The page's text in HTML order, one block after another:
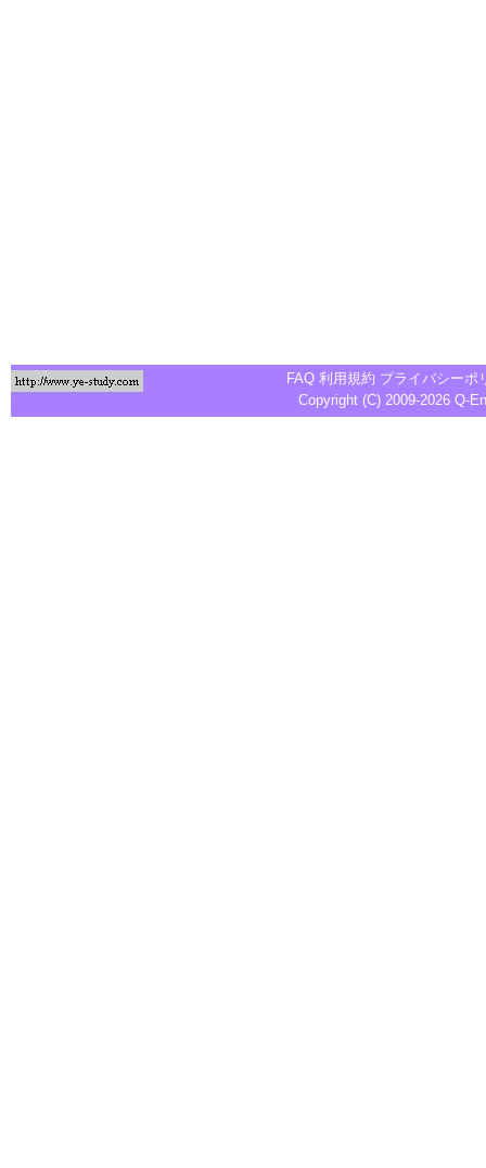
FAQ 利用規約 プライバシーポ
Copyright (C) 2009-2026 Q-